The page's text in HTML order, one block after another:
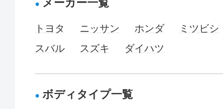
メーカー一覧
トヨタ ニッサン ホンダ
ミツビシ
スバル
スズキ ダイハツ
ボディタイプ一覧